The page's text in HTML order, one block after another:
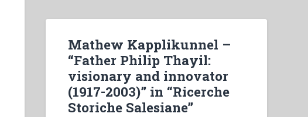
responsibility”
Mathew Kapplikunnel –
“Father Philip Thayil:
visionary and innovator
(1917-2003)” in “Ricerche
Storiche Salesiane”